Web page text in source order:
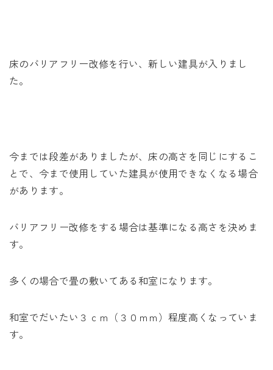
Tel. 0257-27-2157
床のバリアフリー改修を行い、新しい建具が入りまし
た。
今までは段差がありましたが、床の高さを同じにするこ
とで、今まで使用していた建具が使用できなくなる場合
があります。
バリアフリー改修をする場合は基準になる高さを決めま
す。
多くの場合で畳の敷いてある和室になります。
和室でだいたい３ｃｍ（３０ｍｍ）程度高くなっていま
す。